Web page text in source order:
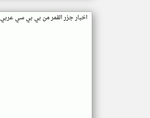
اخبار جزر القمر من بي بي سي عربي